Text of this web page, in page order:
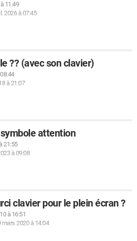
11:49
2026 à 07:45
?? (avec son clavier)
à 21:07
attention
21:55
à 09:08
clavier pour le plein écran ?
à 16:51
mars 2020 à 14:04